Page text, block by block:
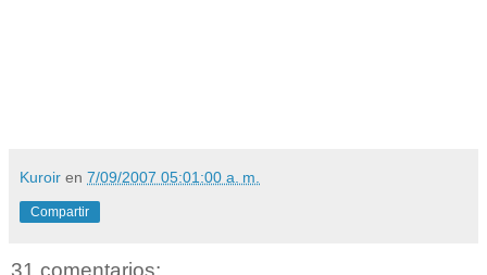
Kuroir en 7/09/2007 05:01:00 a. m.
Compartir
31 comentarios: